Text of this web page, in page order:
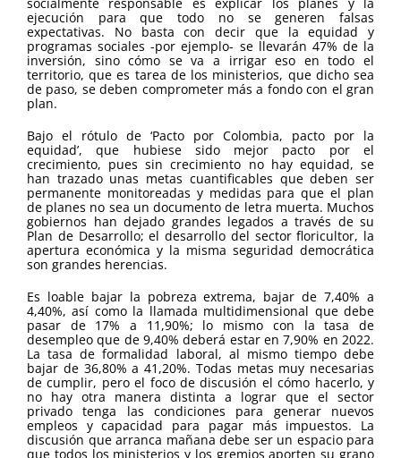
ejecución para que todo no se generen falsas
expectativas. No basta con decir que la equidad y
programas sociales -por ejemplo- se llevarán 47% de la
inversión, sino cómo se va a irrigar eso en todo el
territorio, que es tarea de los ministerios, que dicho sea
de paso, se deben comprometer más a fondo con el gran
plan.
Bajo el rótulo de ‘Pacto por Colombia, pacto por la
equidad’, que hubiese sido mejor pacto por el
crecimiento, pues sin crecimiento no hay equidad, se
han trazado unas metas cuantificables que deben ser
permanente monitoreadas y medidas para que el plan
de planes no sea un documento de letra muerta. Muchos
gobiernos han dejado grandes legados a través de su
Plan de Desarrollo; el desarrollo del sector floricultor, la
apertura económica y la misma seguridad democrática
son grandes herencias.
Es loable bajar la pobreza extrema, bajar de 7,40% a
4,40%, así como la llamada multidimensional que debe
pasar de 17% a 11,90%; lo mismo con la tasa de
desempleo que de 9,40% deberá estar en 7,90% en 2022.
La tasa de formalidad laboral, al mismo tiempo debe
bajar de 36,80% a 41,20%. Todas metas muy necesarias
de cumplir, pero el foco de discusión el cómo hacerlo, y
no hay otra manera distinta a lograr que el sector
privado tenga las condiciones para generar nuevos
empleos y capacidad para pagar más impuestos. La
discusión que arranca mañana debe ser un espacio para
que todos los ministerios y los gremios aporten su grano